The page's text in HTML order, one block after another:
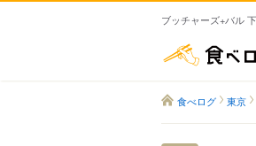
ブッチャーズ+バル
食べログ 東京